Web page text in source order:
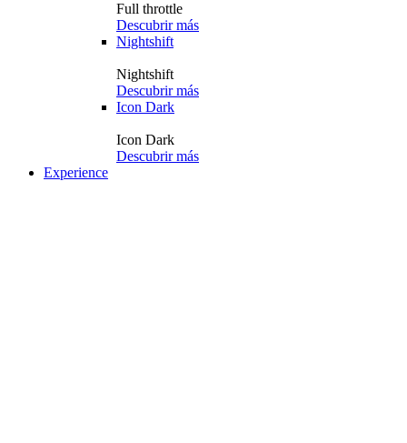
Full throttle
Descubrir más
Nightshift
Nightshift
Descubrir más
Icon Dark
Icon Dark
Descubrir más
Experience